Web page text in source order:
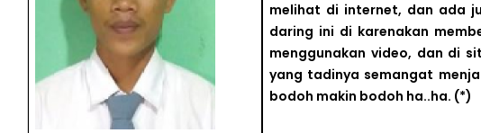
melihat di internet, dan ada
daring ini di karenakan
menggunakan video, dan di
yang tadinya semangat
bodoh makin bodoh ha..ha. (*)